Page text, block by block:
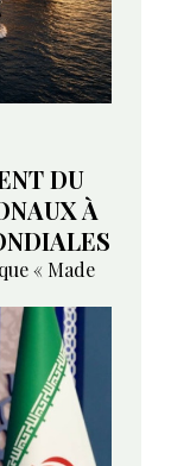
DU
À
« Made